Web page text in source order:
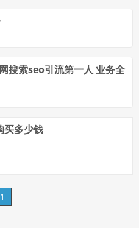
搜索seo引流第一人 业务全
买多少钱
1